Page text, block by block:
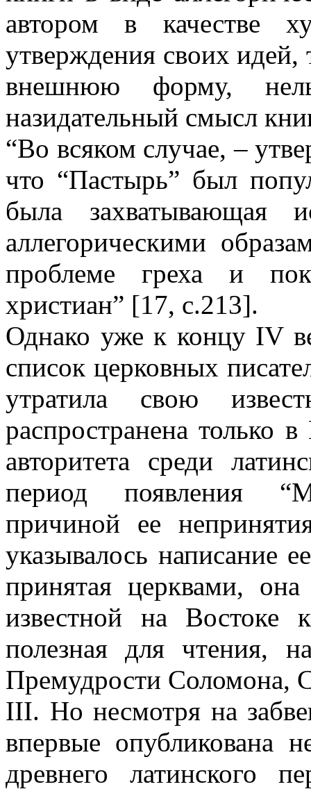
автором в качестве
утверждения своих идей,
внешнюю форму,
назидательный смысл
“Во всяком случае, –
что “Пастырь” был
была захватывающая
аллегорическими
проблеме греха и
христиан” [17, с.213].
Однако уже к концу IV
список церковных
утратила свою
распространена только
авторитета среди
период появления
причиной ее
указывалось написание
принятая церквами,
известной на Востоке
полезная для чтения,
Премудрости Соломона,
III. Но несмотря на
впервые опубликована
древнего латинского